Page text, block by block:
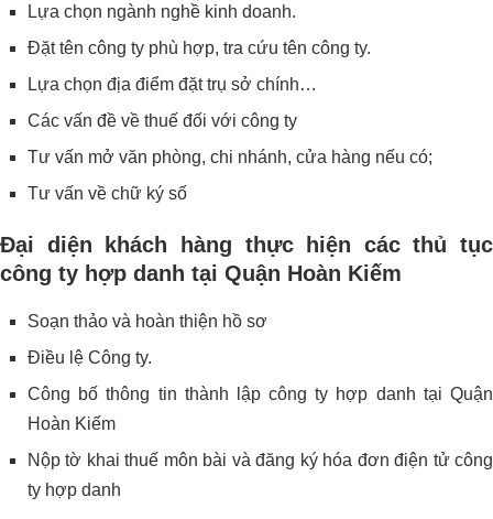
Lựa chọn ngành nghề kinh doanh.
Đặt tên công ty phù hợp, tra cứu tên công ty.
Lựa chọn địa điểm đặt trụ sở chính…
Các vấn đề về thuế đối với công ty
Tư vấn mở văn phòng, chi nhánh, cửa hàng nếu có;
Tư vấn về chữ ký số
Đại diện khách hàng thực hiện các thủ tục
công ty hợp danh tại Quận Hoàn Kiếm
Soạn thảo và hoàn thiện hồ sơ
Điều lệ Công ty.
Công bố thông tin thành lập công ty hợp danh tại Quận
Hoàn Kiếm
Nộp tờ khai thuế môn bài và đăng ký hóa đơn điện tử công
ty hợp danh